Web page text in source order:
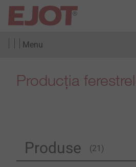
Menu
Producția
Produse (21)